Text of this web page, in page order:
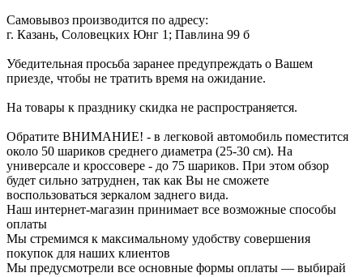
Самовывоз производится по адресу:
г. Казань, Соловецких Юнг 1; Павлина 99 б
Убедительная просьба заранее предупреждать о Вашем
приезде, чтобы не тратить время на ожидание.
На товары к празднику скидка не распространяется.
Обратите ВНИМАНИЕ! - в легковой автомобиль поместится
около 50 шариков среднего диаметра (25-30 см). На
универсале и кроссовере - до 75 шариков. При этом обзор
будет сильно затруднен, так как Вы не сможете
воспользоваться зеркалом заднего вида.
Наш интернет-магазин принимает все возможные способы
оплаты
Мы стремимся к максимальному удобству совершения
покупок для наших клиентов
Мы предусмотрели все основные формы оплаты — выбирай